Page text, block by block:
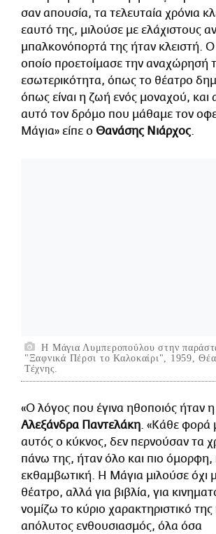
σαν απουσία, τα τελευταία χρόνια
εαυτό της, μιλούσε με ελάχιστους
μπαλκονόπορτά της ήταν κλειστή.
οποίο προετοίμασε την αναχώρησή
εσωτερικότητα, όπως το θέατρο
όπως είναι η ζωή ενός μοναχού, και
αυτό τον δρόμο που μάθαμε τον
Μάγια» είπε ο Θανάσης Νιάρχος.
Η Μάγια Λυμπεροπούλου στην
"Ξαφνικά Πέρσι το Καλοκαίρι", 1959,
Τέχνης.
«Ο λόγος που έγινα ηθοποιός ήταν η
Αλεξάνδρα Παντελάκη. «Κάθε φορά
αυτός ο κύκνος, δεν περνούσαν τα
πάνω της, ήταν όλο και πιο όμορφη,
εκθαμβωτική. Η Μάγια μιλούσε όχι
θέατρο, αλλά για βιβλία, για
νομίζω το κύριο χαρακτηριστικό
απόλυτος ενθουσιασμός, όλα όσα